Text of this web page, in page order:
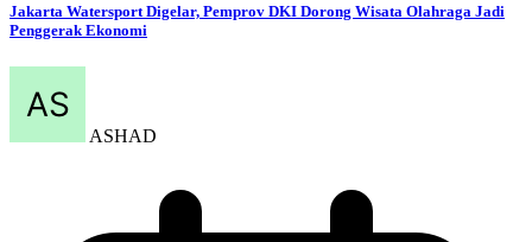
Jakarta Watersport Digelar, Pemprov DKI Dorong Wisata Olahraga Jadi
Penggerak Ekonomi
ASHAD